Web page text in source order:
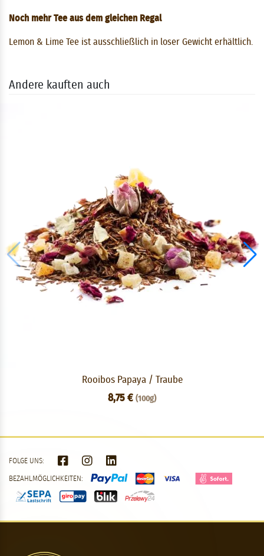
Noch mehr Tee aus dem gleichen Regal
Lemon & Lime Tee ist ausschließlich in loser Gewicht erhältlich.
Andere kauften auch
Rooibos Papaya / Traube
8,75 € (100g)
FOLGE UNS:
BEZAHLMÖGLICHKEITEN: